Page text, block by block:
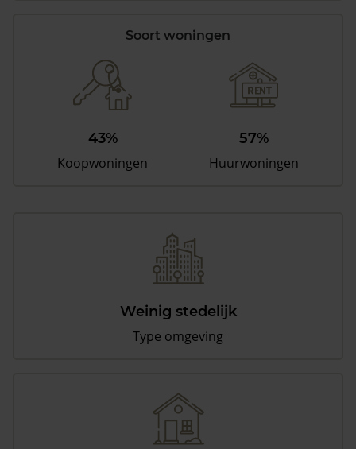
Soort woningen
43%
Koopwoningen
57%
Huurwoningen
Weinig stedelijk
Type omgeving